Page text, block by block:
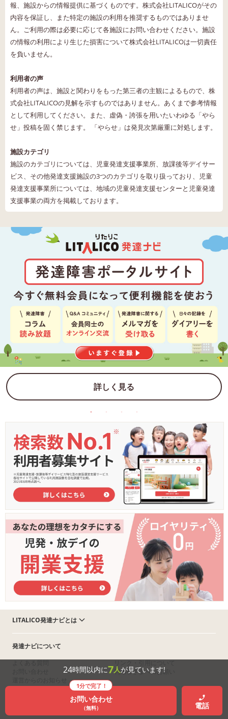
24時間以内に7人が見ています!
1分で完了！
お問い合わせ
（無料） 電話
報、施設からの情報提供に基づくものです。株式会社LITALICOがその
内容を保証し、また特定の施設の利用を推奨するものではありませ
ん。ご利用の際は必要に応じて各施設にお問い合わせください。施設
の情報の利用により生じた損害について株式会社LITALICOは一切責任
を負いません。
利用者の声
利用者の声は、施設と関わりをもった第三者の主観によるもので、株
式会社LITALICOの見解を示すものではありません。あくまで参考情報
として利用してください。また、虚偽・誇張を用いたいわゆる「やら
せ」投稿を固く禁じます。 「やらせ」は発見次第厳重に対処します。
施設カテゴリ
施設のカテゴリについては、児童発達支援事業所、放課後等デイサー
ビス、その他発達支援施設の3つのカテゴリを取り扱っており、児童
発達支援事業所については、地域の児童発達支援センターと児童発達
支援事業の両方を掲載しております。
詳しく見る
LITALICO発達ナビとは
発達ナビについて
利用者さまへのお願い
児発・放デイ運営法人の皆さまへ